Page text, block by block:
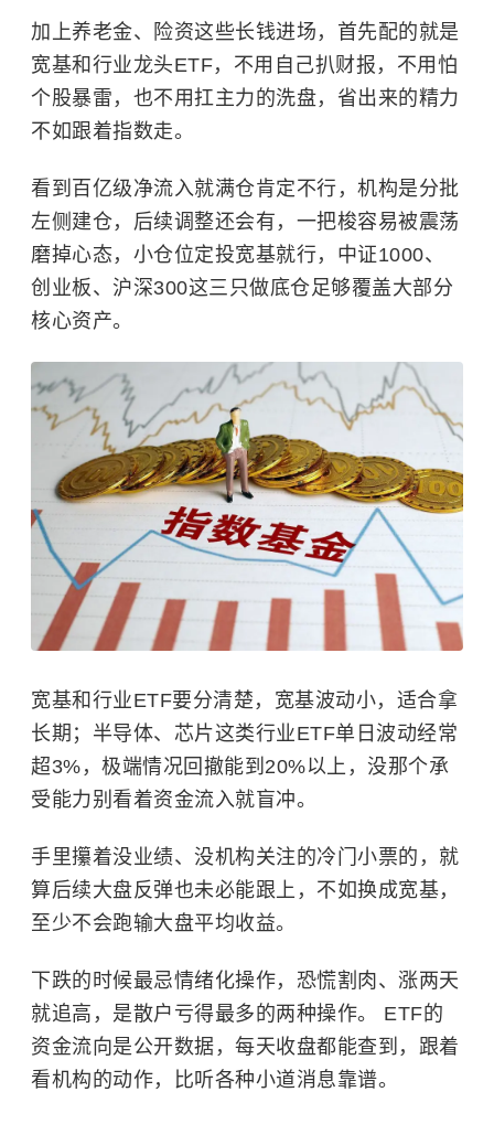
加上养老金、险资这些长钱进场，首先配的就是
宽基和行业龙头ETF，不用自己扒财报，不用怕
个股暴雷，也不用扛主力的洗盘，省出来的精力
不如跟着指数走。
看到百亿级净流入就满仓肯定不行，机构是分批
左侧建仓，后续调整还会有，一把梭容易被震荡
磨掉心态，小仓位定投宽基就行，中证1000、
创业板、沪深300这三只做底仓足够覆盖大部分
核心资产。
宽基和行业ETF要分清楚，宽基波动小，适合拿
长期；半导体、芯片这类行业ETF单日波动经常
超3%，极端情况回撤能到20%以上，没那个承
受能力别看着资金流入就盲冲。
手里攥着没业绩、没机构关注的冷门小票的，就
算后续大盘反弹也未必能跟上，不如换成宽基，
至少不会跑输大盘平均收益。
下跌的时候最忌情绪化操作，恐慌割肉、涨两天
就追高，是散户亏得最多的两种操作。 ETF的
资金流向是公开数据，每天收盘都能查到，跟着
看机构的动作，比听各种小道消息靠谱。